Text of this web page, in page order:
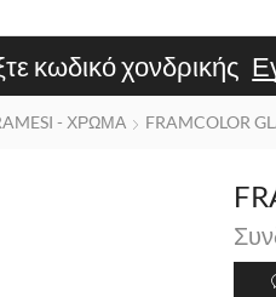
κωδικό χονδρικής
- ΧΡΩΜΑ FRAMCOLOR